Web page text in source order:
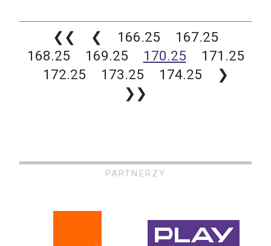
❮❮ ❮ 166.25
167.25
168.25
169.25 170.25
171.25
172.25
173.25 174.25
❯
❯❯
PARTNERZY